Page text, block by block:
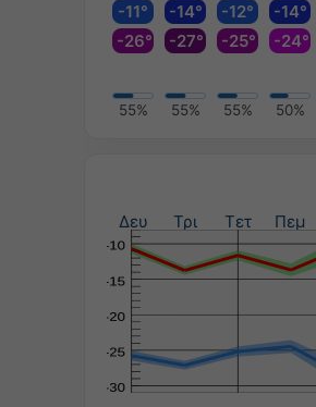
-11° -14° -12°
-14°
-26°
-27° -25° -24°
55% 55% 55% 50%
Δευ Τρι Τετ Πεμ